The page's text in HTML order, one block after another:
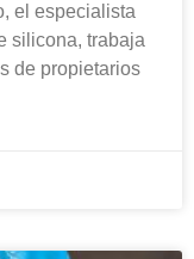
el especialista
silicona, trabaja
de propietarios